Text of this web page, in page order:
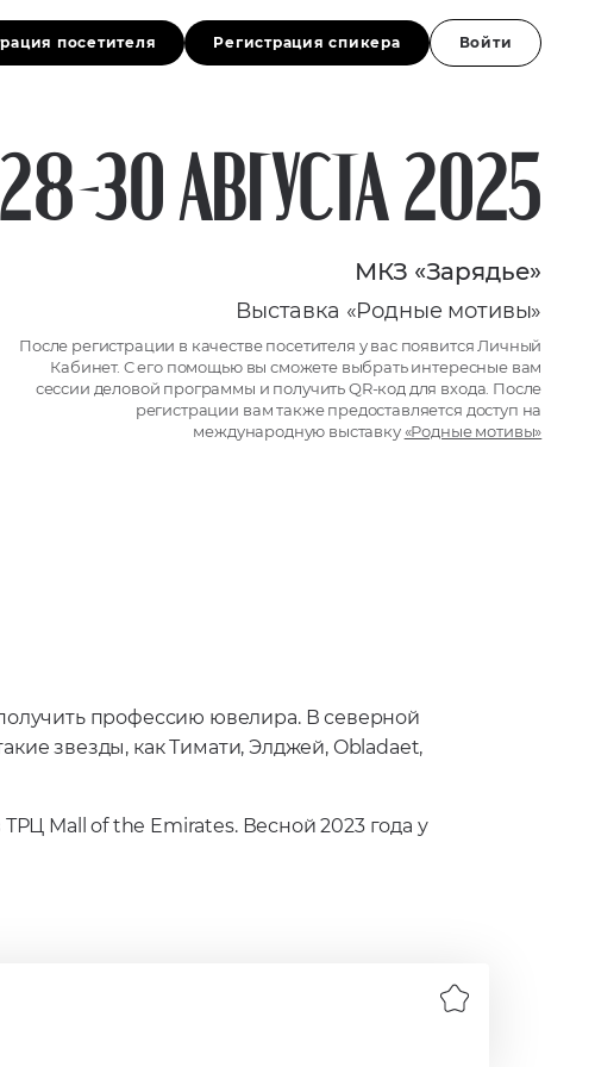
посетителя Регистрация спикера Войти
28-30 АВГУСТА 2025
МКЗ «Зарядье»
Выставка «Родные мотивы»
После регистрации в качестве посетителя у вас появится Личный
Кабинет. C его помощью вы сможете выбрать интересные вам
сессии деловой программы и получить QR-код для входа. После
регистрации вам также предоставляется доступ на
международную выставку «Родные мотивы»
профессию ювелира. В северной
звезды, как Тимати, Элджей, Obladaet,
Mall of the Emirates. Весной 2023 года у